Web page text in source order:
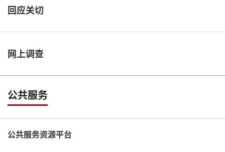
回应关切
网上调查
公共服务
公共服务资源平台